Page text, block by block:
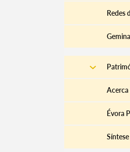
Redes
Acerca
Évora